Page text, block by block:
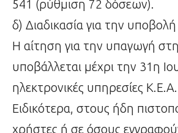
541 (ρύθμιση 72 δόσεων).
δ) Διαδικασία για την
Η αίτηση για την υπαγωγή
υποβάλλεται μέχρι την 31η
ηλεκτρονικές υπηρεσίες
Ειδικότερα, στους ήδη
χρήστες ή σε όσους